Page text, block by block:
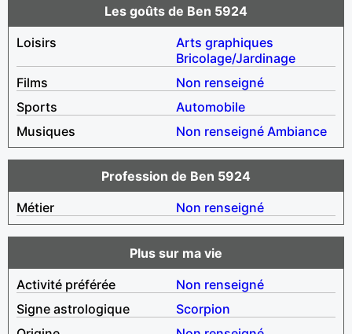
Les goûts de Ben 5924
Loisirs
Arts graphiques
Bricolage/Jardinage
Films
Non renseigné
Sports
Automobile
Musiques
Non renseigné Ambiance
Profession de Ben 5924
Métier
Non renseigné
Plus sur ma vie
Activité préférée
Non renseigné
Signe astrologique
Scorpion